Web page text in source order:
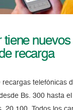
tiene nuevos
recarga
recargas telefónicas
Bs. 300 hasta